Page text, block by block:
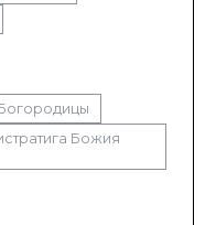
Божия